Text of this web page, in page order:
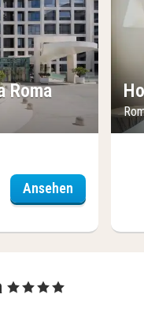
Roma
Ansehen
, 4 Sterne